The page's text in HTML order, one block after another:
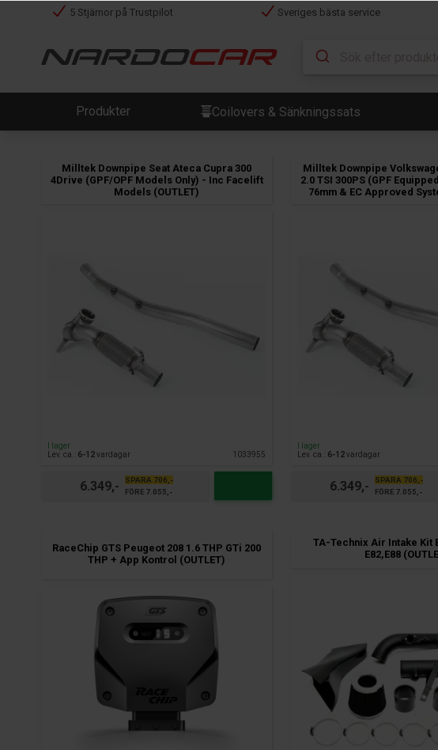
5 Stjärnor på Trustpilot Sveriges bästa service
Produkter Coilovers & Sänkningssats
Milltek Downpipe Seat Ateca Cupra 300
4Drive (GPF/OPF Models Only) - Inc Facelift
Models (OUTLET)
I lager
Lev. ca.: 6-12vardagar 1033955
6.349,-
SPARA 706,-
FÖRE 7.055,-
Milltek Downpipe
2.0 TSI 300PS (GPF
76mm & EC Approved
I lager
Lev. ca.: 6-12vardagar
6.349,-
SPARA 706,-
FÖRE 7.055,-
RaceChip GTS Peugeot 208 1.6 THP GTi 200
THP + App Kontrol (OUTLET)
TA-Technix Air Intake Kit
E82,E88